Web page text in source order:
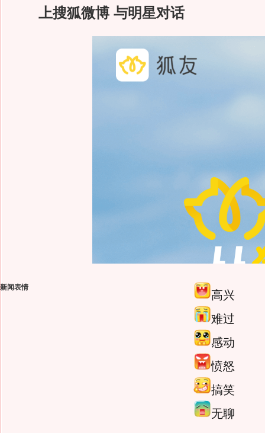
上搜狐微博 与明星对话
新闻表情
高兴
难过
感动
愤怒
搞笑
无聊